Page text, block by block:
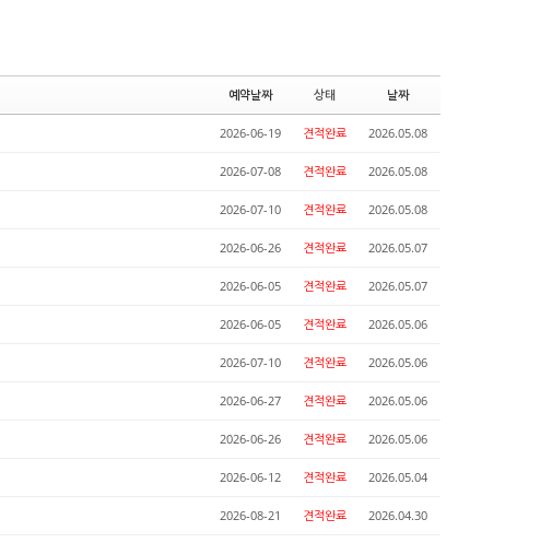
예약날짜 상태 날짜
2026-06-19 견적완료 2026.05.08
2026-07-08 견적완료 2026.05.08
2026-07-10 견적완료 2026.05.08
2026-06-26 견적완료 2026.05.07
2026-06-05 견적완료 2026.05.07
2026-06-05 견적완료 2026.05.06
2026-07-10 견적완료 2026.05.06
2026-06-27 견적완료 2026.05.06
2026-06-26 견적완료 2026.05.06
2026-06-12 견적완료 2026.05.04
2026-08-21 견적완료 2026.04.30